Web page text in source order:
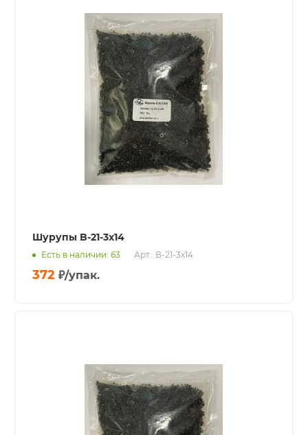
Шурупы B-21-3x14
Есть в наличии: 63 Арт.: B-21-3x14
372 ₽/упак.